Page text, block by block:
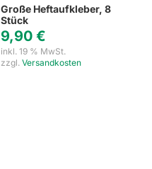
Große Heftaufkleber, 8
Stück
9,90 €
inkl. 19 % MwSt.
zzgl. Versandkosten